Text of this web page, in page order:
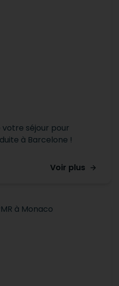
votre séjour pour
à Barcelone !
Voir plus